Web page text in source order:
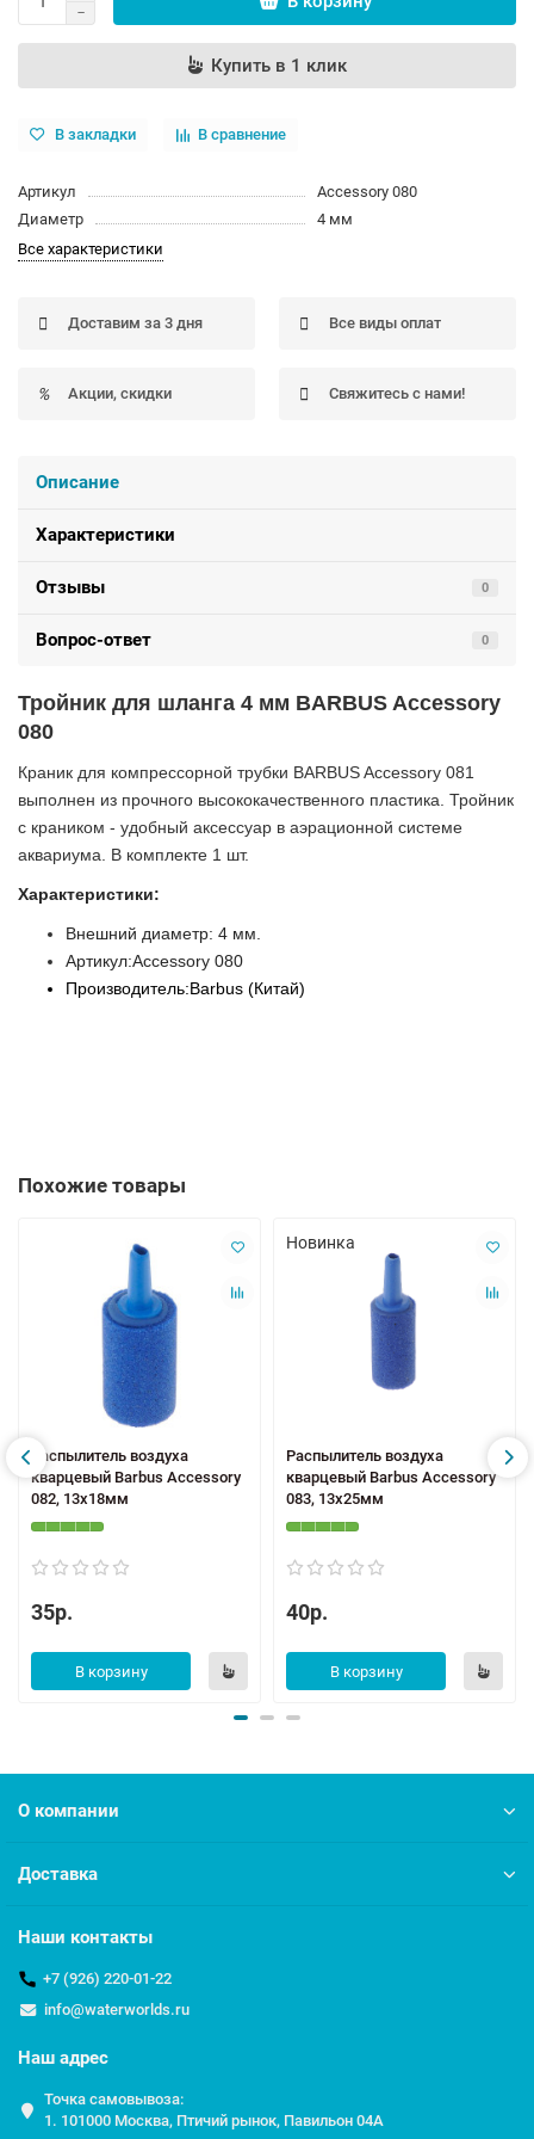
Купить в 1 клик
В закладки В сравнение
Артикул
Accessory 080
Диаметр
4 мм
Все характеристики
Доставим за 3 дня Все виды оплат
Акции, скидки Свяжитесь с нами!
Описание
Характеристики
Отзывы 0
Вопрос-ответ 0
Тройник для шланга 4 мм BARBUS Accessory
080
Краник для компрессорной трубки BARBUS Accessory 081
выполнен из прочного высококачественного пластика. Тройник
с краником - удобный аксессуар в аэрационной системе
аквариума. В комплекте 1 шт.
Характеристики:
Внешний диаметр: 4 мм.
Артикул:Accessory 080
Производитель:Barbus (Китай)
Похожие товары
Распылитель воздуха
кварцевый Barbus Accessory
082, 13x18мм
35р.
В корзину
Новинка
Распылитель воздуха
кварцевый Barbus Accessory
083, 13x25мм
40р.
В корзину
О компании
Доставка
Наши контакты
+7 (926) 220-01-22
info@waterworlds.ru
Наш адрес
Точка самовывоза:
1. 101000 Москва, Птичий рынок, Павильон 04A